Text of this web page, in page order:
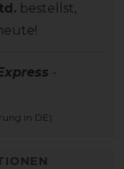
bestellst,
-
in DE)